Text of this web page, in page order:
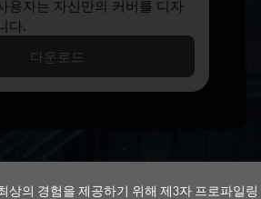
상의 경험을 제공하기 위해 제3자 프로파일링
용자는 자신만의 커버를 디자
다.
다운로드